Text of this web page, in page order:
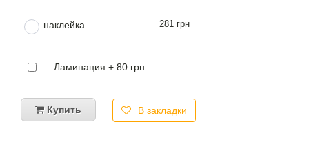
наклейка 281 грн
Ламинация + 80 грн
Купить В закладки